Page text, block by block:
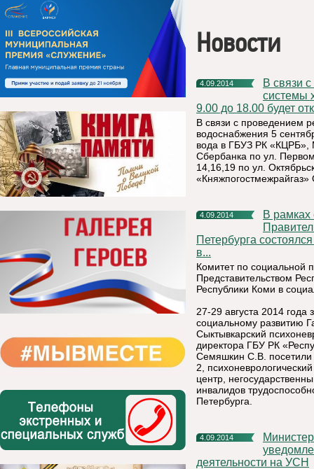
Новости
4.09.2014
В связи с проведением ремонтно-восстановительных работ
системы
9.00 до 18.00 будет
В связи с проведением
водоснабжения 5
вода в ГБУЗ РК «КЦРБ»,
Сбербанка по ул.
14,16,19 по ул.
4.09.2014
В рамках соглашения о сотрудничестве между
Петербурга
в...
Комитет по социальной
Представительством
Республики Коми в
27-29 августа 2014 года
социальному развитию
Сыктывкарский
директора ГБУ РК
Семяшкин С.В. посетили
2,
центр,
инвалидов
Петербурга.
4.09.2014
Министерство экономического развития сообщает о порядке
деятельности на УСН